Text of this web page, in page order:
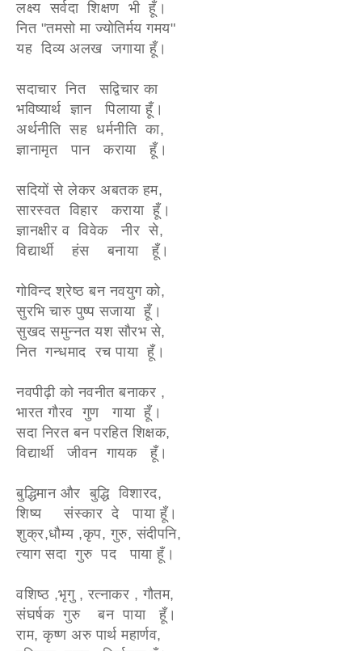
लक्ष्य सर्वदा शिक्षण भी हूँ।
नित "तमसो मा ज्योतिर्मय गमय"
यह दिव्य अलख जगाया हूँ।
सदाचार नित सद्विचार का
भविष्यार्थ ज्ञान पिलाया हूँ।
अर्थनीति सह धर्मनीति का,
ज्ञानामृत पान कराया हूँ।
सदियों से लेकर अबतक हम,
सारस्वत विहार कराया हूँ।
ज्ञानक्षीर व विवेक नीर से,
विद्यार्थी हंस बनाया हूँ।
गोविन्द श्रेष्ठ बन नवयुग को,
सुरभि चारु पुष्प सजाया हूँ।
सुखद समुन्नत यश सौरभ से,
नित गन्धमाद रच पाया हूँ।
नवपीढ़ी को नवनीत बनाकर ,
भारत गौरव गुण गाया हूँ।
सदा निरत बन परहित शिक्षक,
विद्यार्थी जीवन गायक हूँ।
बुद्धिमान और बुद्धि विशारद,
शिष्य संस्कार दे पाया हूँ।
शुक्र,धौम्य ,कृप, गुरु, संदीपनि,
त्याग सदा गुरु पद पाया हूँ।
वशिष्ठ ,भृगु , रत्नाकर , गौतम,
संघर्षक गुरु बन पाया हूँ।
राम, कृष्ण अरु पार्थ महार्णव,